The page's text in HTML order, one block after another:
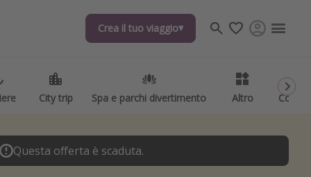
Crea il tuo viaggio
City trip Spa e parchi divertimento Altro Codici
Questa offerta è scaduta.